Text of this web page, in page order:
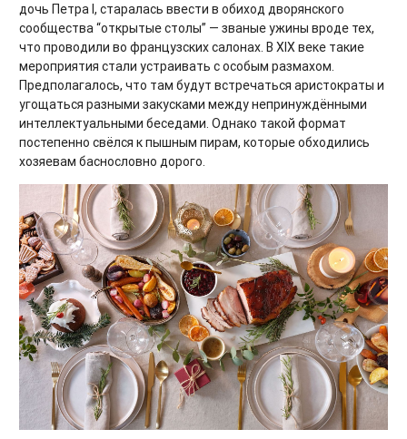
дочь Петра I, старалась ввести в обиход дворянского
сообщества “открытые столы” — званые ужины вроде тех,
что проводили во французских салонах. В XIX веке такие
мероприятия стали устраивать с особым размахом.
Предполагалось, что там будут встречаться аристократы и
угощаться разными закусками между непринуждёнными
интеллектуальными беседами. Однако такой формат
постепенно свёлся к пышным пирам, которые обходились
хозяевам баснословно дорого.